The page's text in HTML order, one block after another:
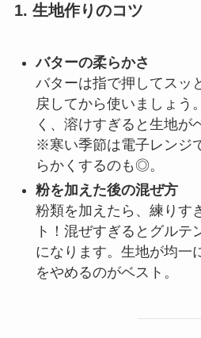
1. 生地作りのコツ
バターの柔らかさ
バターは指で押してスッ
戻してから使いましょう
く、溶けすぎると生地が
※寒い季節は電子レンジ
らかくするのも◎。
粉を加えた後の混ぜ方
粉類を加えたら、練りす
ト！混ぜすぎるとグルテ
になります。生地が均一
をやめるのがベスト。